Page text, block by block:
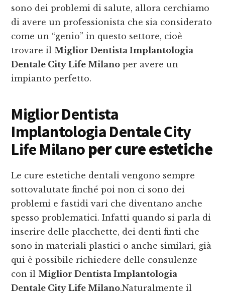
sono dei problemi di salute, allora cerchiamo
di avere un professionista che sia considerato
come un “genio” in questo settore, cioè
trovare il Miglior Dentista Implantologia
Dentale City Life Milano per avere un
impianto perfetto.
Miglior Dentista
Implantologia Dentale City
Life Milano per cure estetiche
Le cure estetiche dentali vengono sempre
sottovalutate finché poi non ci sono dei
problemi e fastidi vari che diventano anche
spesso problematici. Infatti quando si parla di
inserire delle placchette, dei denti finti che
sono in materiali plastici o anche similari, già
qui è possibile richiedere delle consulenze
con il Miglior Dentista Implantologia
Dentale City Life Milano.Naturalmente il